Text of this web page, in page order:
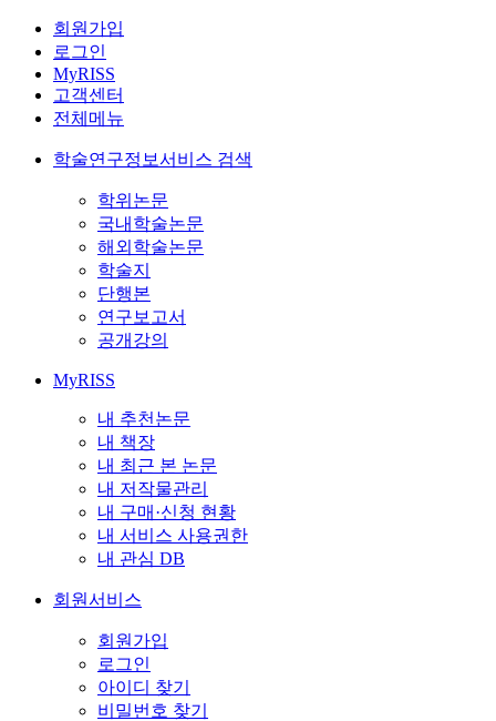
회원가입
로그인
MyRISS
고객센터
전체메뉴
학술연구정보서비스 검색
학위논문
국내학술논문
해외학술논문
학술지
단행본
연구보고서
공개강의
MyRISS
내 추천논문
내 책장
내 최근 본 논문
내 저작물관리
내 구매·신청 현황
내 서비스 사용권한
내 관심 DB
회원서비스
회원가입
로그인
아이디 찾기
비밀번호 찾기